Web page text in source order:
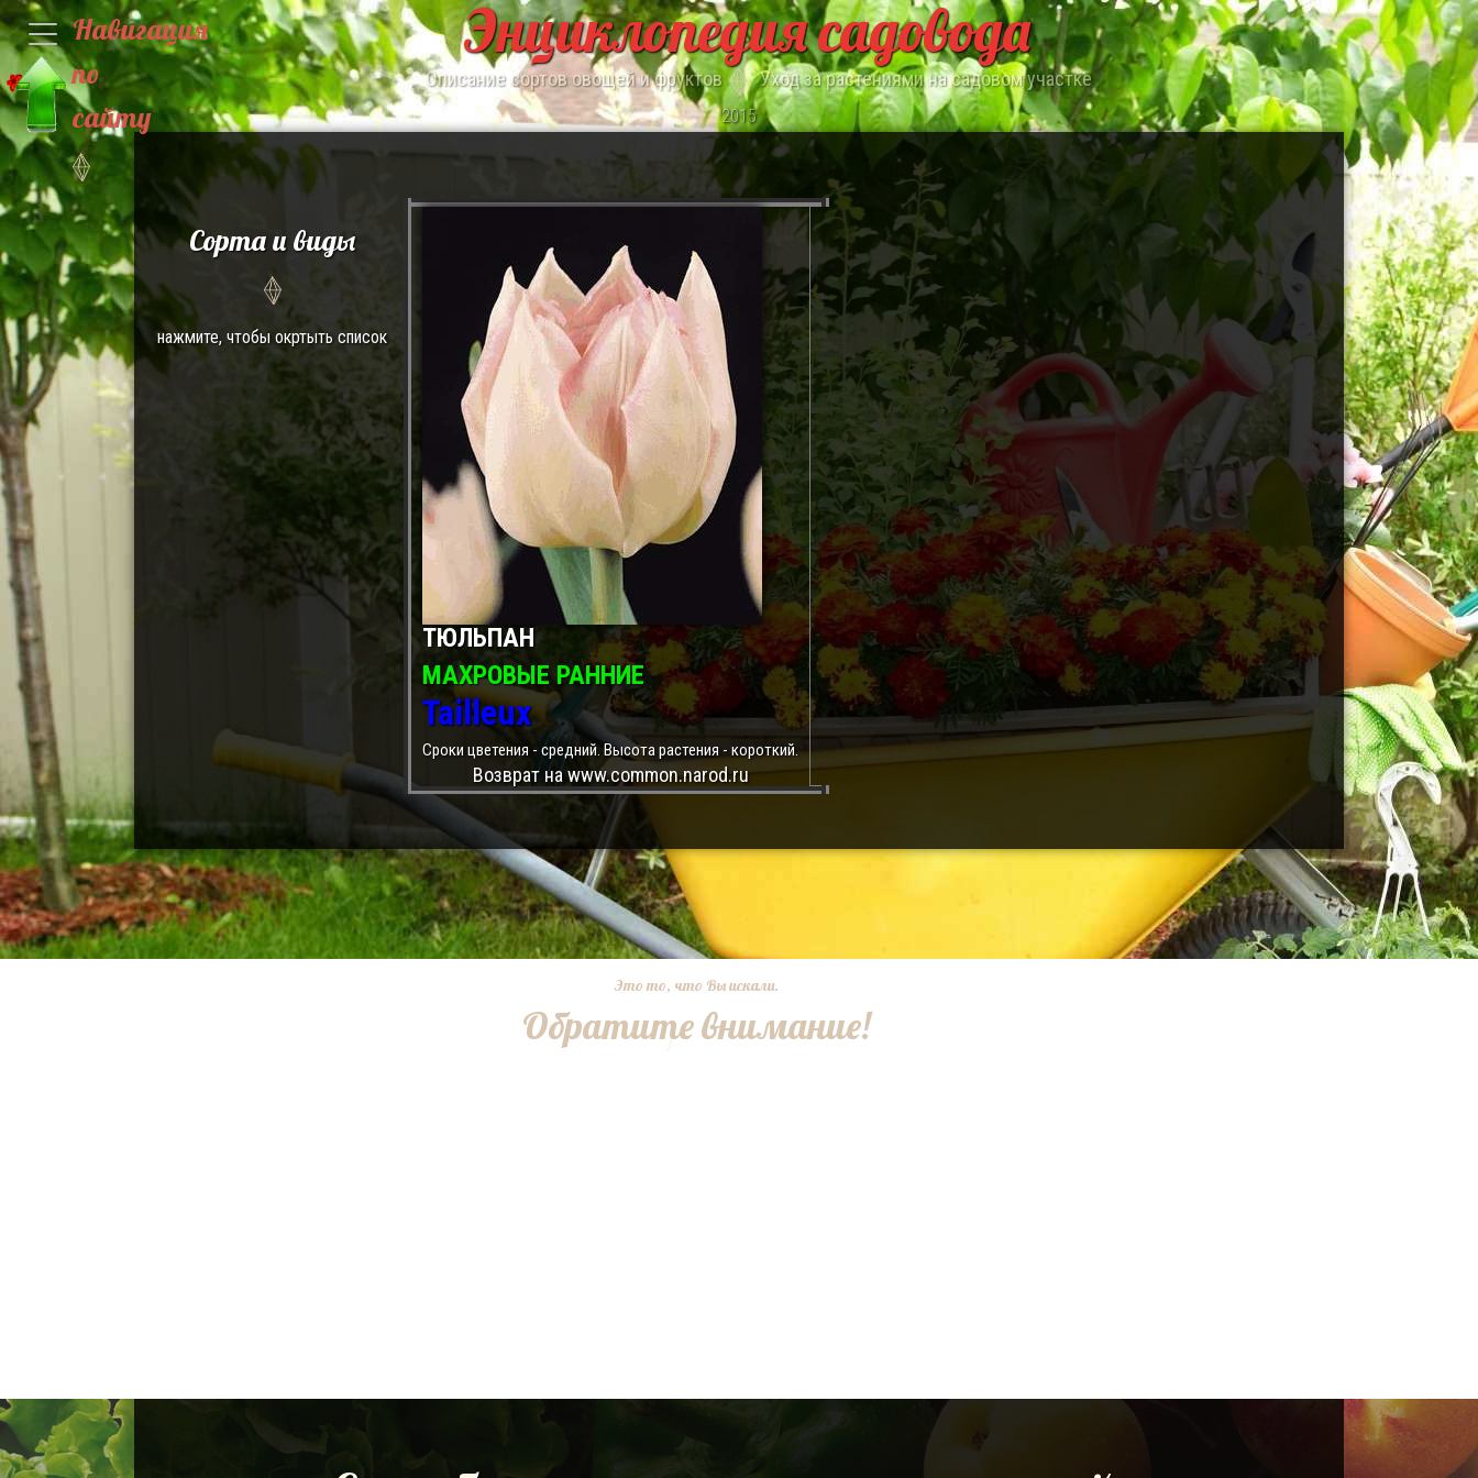
Навигация
по
сайту
Энциклопедия садовода
Описание сортов овощей и фруктов Уход за растениями на садовом участке
2015
Сорта и виды
нажмите, чтобы окртыть список
ТЮЛЬПАН
МАХРОВЫЕ РАННИЕ
Tailleux
Сроки цветения - средний. Высота растения - короткий.
Возврат на www.common.narod.ru
Это то, что Вы искали.
Обратите внимание!